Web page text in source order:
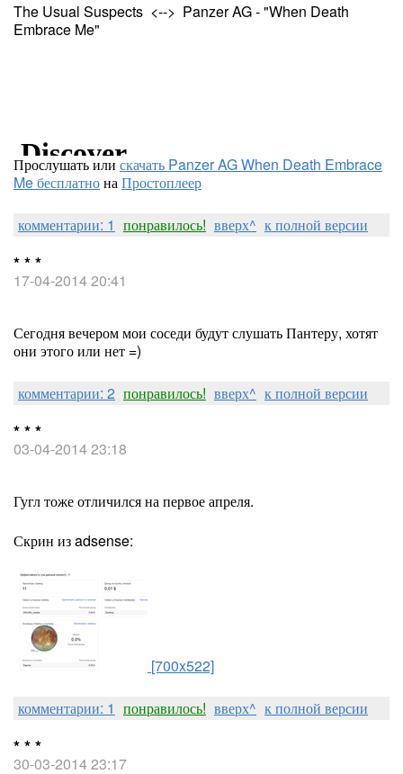
The Usual Suspects <--> Panzer AG - "When Death
Embrace Me"
Прослушать или скачать Panzer AG When Death Embrace
Me бесплатнонаПростоплеер
комментарии: 1 понравилось! вверх^ к полной версии
* * *
17-04-2014 20:41
Сегодня вечером мои соседи будут слушать Пантеру, хотят
они этого или нет =)
комментарии: 2 понравилось! вверх^ к полной версии
* * *
03-04-2014 23:18
Гугл тоже отличился на первое апреля.
Скрин из adsense:
[700x522]
комментарии: 1 понравилось! вверх^ к полной версии
* * *
30-03-2014 23:17